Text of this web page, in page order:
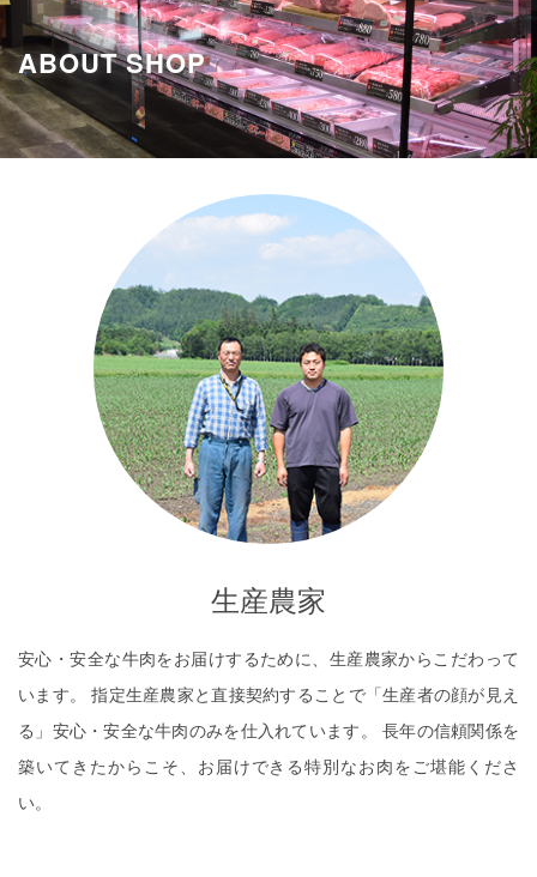
ABOUT SHOP
生産農家
安心・安全な牛肉をお届けするために、生産農家からこだわって
います。 指定生産農家と直接契約することで「生産者の顔が見え
る」安心・安全な牛肉のみを仕入れています。 長年の信頼関係を
築いてきたからこそ、お届けできる特別なお肉をご堪能くださ
い。